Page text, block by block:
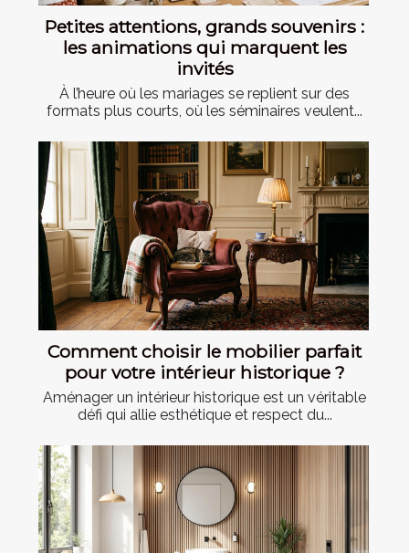
Petites attentions, grands souvenirs :
les animations qui marquent les
invités
À l’heure où les mariages se replient sur des
formats plus courts, où les séminaires veulent...
Comment choisir le mobilier parfait
pour votre intérieur historique ?
Aménager un intérieur historique est un véritable
défi qui allie esthétique et respect du...